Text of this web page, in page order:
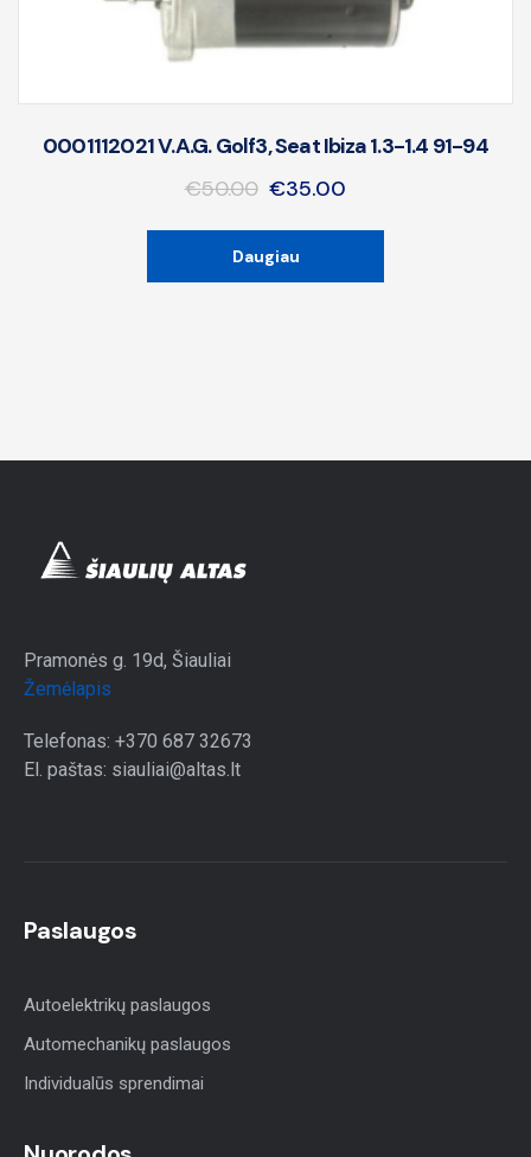
0001112021 V.A.G. Golf3, Seat Ibiza 1.3-1.4 91-94
€50.00 €35.00
Daugiau
Pramonės g. 19d, Šiauliai
Žemėlapis
Telefonas: +370 687 32673
El. paštas: siauliai@altas.lt
Paslaugos
Autoelektrikų paslaugos
Automechanikų paslaugos
Individualūs sprendimai